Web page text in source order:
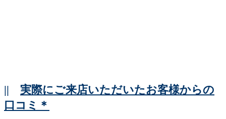
|| 実際にご来店いただいたお客様からの
口コミ＊